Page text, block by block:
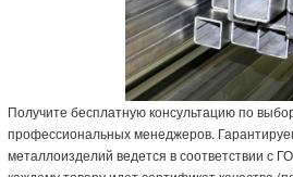
Получите бесплатную консультацию по
профессиональных менеджеров.
металлоизделий ведется в соответствии с